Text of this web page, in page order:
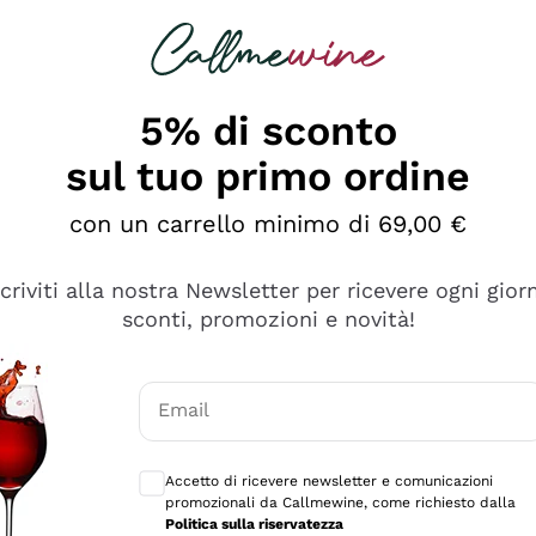
diversi e con un ampio range di prezzo. Le
5% di sconto
sul tuo primo ordine
con un carrello minimo di 69,00 €
alla nostra Newsletter per ricevere ogni
sconti, promozioni e novità!
Email
Accetto di ricevere newsletter e comunicazioni
promozionali da Callmewine, come richiesto dalla
Politica sulla riservatezza